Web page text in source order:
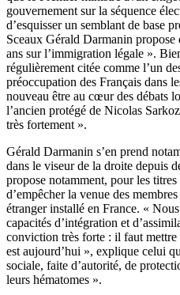
gouvernement sur la séquence
d’esquisser un semblant de base
Sceaux Gérald Darmanin
ans sur l’immigration légale ».
régulièrement citée comme l’un
préoccupation des Français dans
nouveau être au cœur des débats
l’ancien protégé de Nicolas
très fortement ».
Gérald Darmanin s’en prend
dans le viseur de la droite depuis
propose notamment, pour les
d’empêcher la venue des
étranger installé en France. «
capacités d’intégration et
conviction très forte : il faut
est aujourd’hui », explique celui
sociale, faite d’autorité, de
leurs hématomes ».